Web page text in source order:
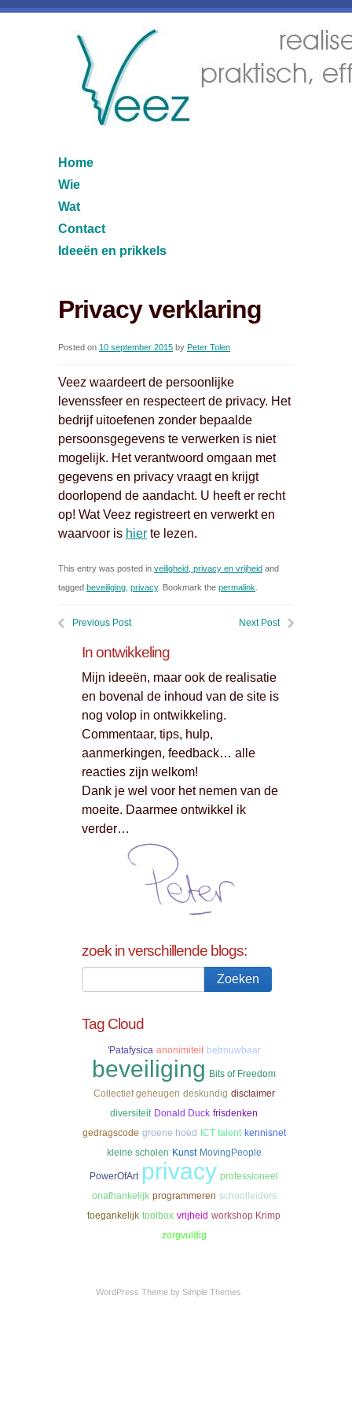
Home
Wie
Wat
Contact
Ideeën en prikkels
Privacy verklaring
Posted on 10 september 2015 by Peter Tolen
Veez waardeert de persoonlijke
levenssfeer en respecteert de privacy. Het
bedrijf uitoefenen zonder bepaalde
persoonsgegevens te verwerken is niet
mogelijk. Het verantwoord omgaan met
gegevens en privacy vraagt en krijgt
doorlopend de aandacht. U heeft er recht
op! Wat Veez registreert en verwerkt en
waarvoor is hier te lezen.
This entry was posted in veiligheid, privacy en vrijheid and
tagged beveiliging privacy. Bookmark the permalink
Previous Post Next Post
In ontwikkeling
Mijn ideeën, maar ook de realisatie
en bovenal de inhoud van de site is
nog volop in ontwikkeling.
Commentaar, tips, hulp,
aanmerkingen, feedback… alle
reacties zijn welkom!
Dank je wel voor het nemen van de
moeite. Daarmee ontwikkel ik
verder…
zoek in verschillende blogs:
Tag Cloud
'Patafysica anonimiteit betrouwbaar
beveiliging Bits of Freedom
Collectief geheugen deskundig disclaimer
diversiteit Donald Duck frisdenken
gedragscode groene hoed ICT talent kennisnet
kleine scholen Kunst MovingPeople
PowerOfArt privacy professioneel
onafhankelijk programmeren schoolleiders
toegankelijk toolbox vrijheid workshop Krimp
zorgvuldig
WordPress Theme by Simple Themes